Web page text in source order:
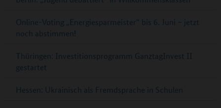
Online-Voting „Energiesparmeister“ bis 6. Juni – jetzt
noch abstimmen!
Thüringen: Investitionsprogramm GanztagInvest II
gestartet
Hessen: Ukrainisch als Fremdsprache in Schulen